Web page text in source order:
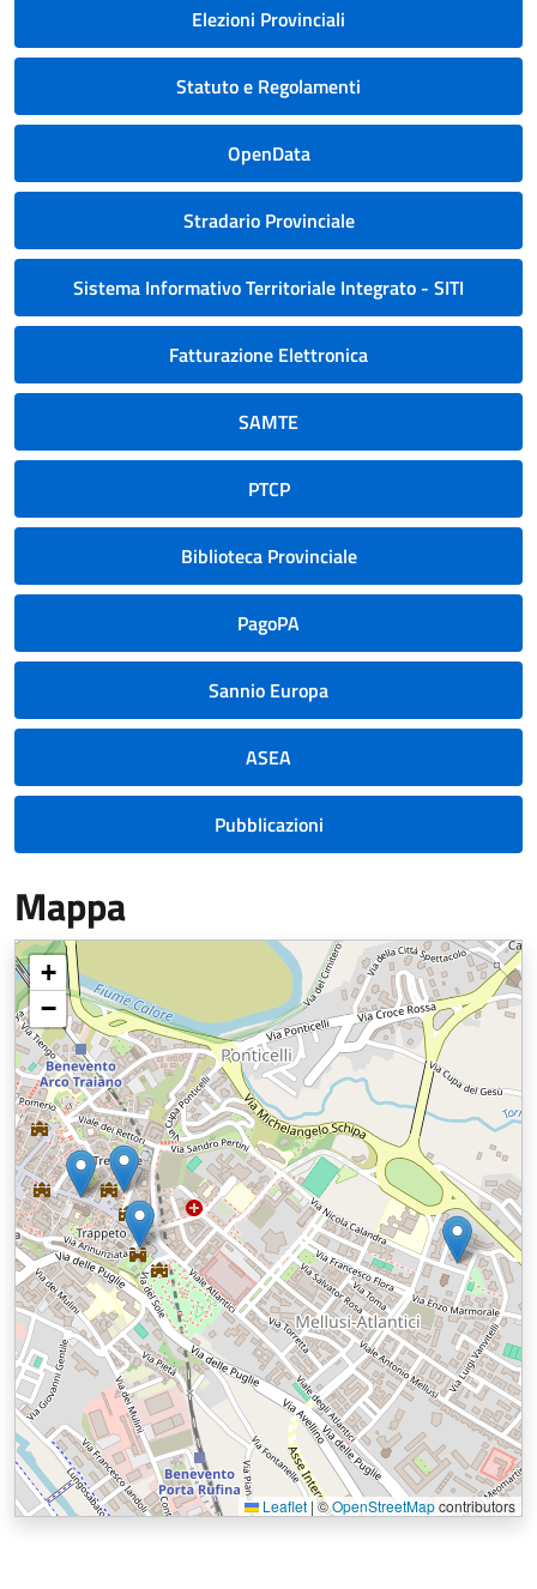
Elezioni Provinciali
Statuto e Regolamenti
OpenData
Stradario Provinciale
Sistema Informativo Territoriale Integrato - SITI
Fatturazione Elettronica
SAMTE
PTCP
Biblioteca Provinciale
PagoPA
Sannio Europa
ASEA
Pubblicazioni
Mappa
+
−
Leaflet |©OpenStreetMapcontributors